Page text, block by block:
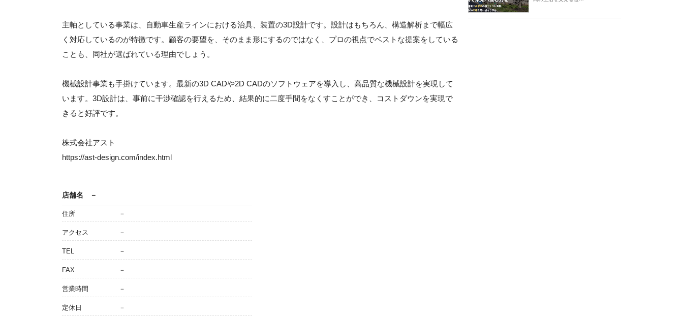
主軸としている事業は、自動車生産ラインにおける治具、装置の3D設計です。設計はもちろん、構造解析まで幅広
く対応しているのが特徴です。顧客の要望を、そのまま形にするのではなく、プロの視点でベストな提案をしている
ことも、同社が選ばれている理由でしょう。
機械設計事業も手掛けています。最新の3D CADや2D CADのソフトウェアを導入し、高品質な機械設計を実現して
います。3D設計は、事前に干渉確認を行えるため、結果的に二度手間をなくすことができ、コストダウンを実現で
きると好評です。
株式会社アスト
https://ast-design.com/index.html
店舗名 －
住所 －
アクセス －
TEL －
FAX －
営業時間 －
定休日 －